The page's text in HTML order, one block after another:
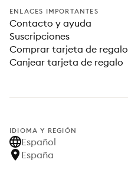
ENLACES IMPORTANTES
Contacto y ayuda
Suscripciones
Comprar tarjeta de regalo
Canjear tarjeta de regalo
IDIOMA Y REGIÓN
Español
España